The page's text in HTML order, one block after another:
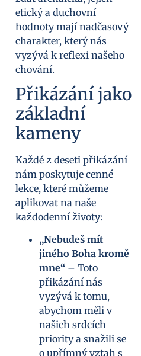
etický a duchovní
hodnoty mají nadčasový
charakter, který nás
vyzývá k reflexi našeho
chování.
Přikázání jako
základní
kameny
Každé z deseti přikázání
nám poskytuje cenné
lekce, které můžeme
aplikovat na naše
každodenní životy:
„Nebudeš mít
jiného Boha kromě
mne“ – Toto
přikázání nás
vyzývá k tomu,
abychom měli v
našich srdcích
priority a snažili se
o upřímný vztah s